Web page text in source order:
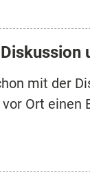
mit der
Ort einen